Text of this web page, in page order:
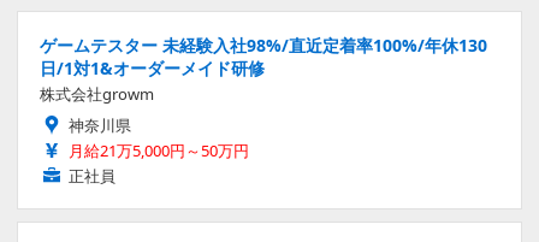
ゲームテスター 未経験入社98%/直近定着率100%/年休130
日/1対1&オーダーメイド研修
株式会社growm
神奈川県
月給21万5,000円～50万円
正社員